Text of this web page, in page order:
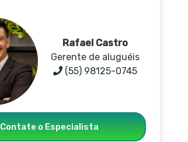
Rafael Castro
Gerente de aluguéis
(55) 98125-0745
Contate o Especialista